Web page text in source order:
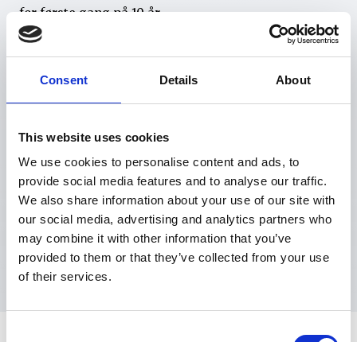
Consent Details About
This website uses cookies
We use cookies to personalise content and ads, to
provide social media features and to analyse our traffic.
We also share information about your use of our site with
our social media, advertising and analytics partners who
may combine it with other information that you’ve
provided to them or that they’ve collected from your use
of their services.
for første gang på 10 år
Standup
Varighet
2 timer
Nedre aldersgrense 3 år
Anbefalt fra:
fra 15 år
Pris
Ingen tilgjengelige priser
Ansvarlig arrangør
Gråbein Production